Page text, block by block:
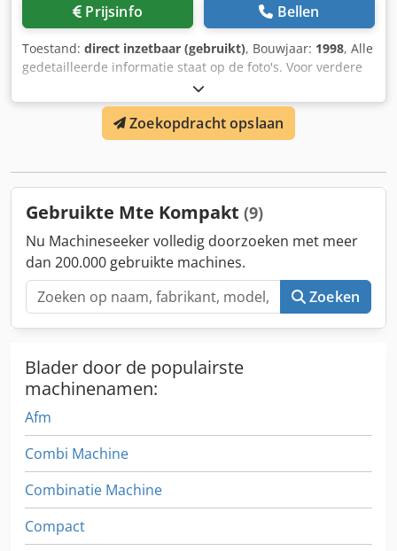
grote en zware werkstukken betrouwbaar worden bewerkt.
volledig functioneel en kan na afspraak worden bezichtigd.
Verdere technische gegevens en toebehoren graag op
aanvraag. Besturing: Siemens 840D SL Spindelopname:
SK50 (DIN69871) Dedpfxeytqdre Afljkr De vermelde prijs is
exclusief demontage, verpakking en transport. Verkoop
machines worden in gebruikte staat verkocht; enige vorm
van garantie en aansprakelijkheid is uitgesloten.
Prijsinfo Bellen
Toestand: direct inzetbaar (gebruikt), Bouwjaar: 1998, Alle
gedetailleerde informatie staat op de foto's. Voor verdere
details kunt u contact met ons opnemen. Dkodpfx Asw Dt
Tljfler
Zoekopdracht opslaan
Gebruikte Mte Kompakt (9)
Nu Machineseeker volledig doorzoeken met meer
dan 200.000 gebruikte machines.
Zoeken
Blader door de populairste
machinenamen:
Afm
Combi Machine
Combinatie Machine
Compact